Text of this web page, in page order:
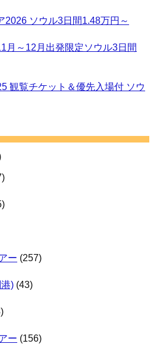
2026 ソウル3日間1.48万円～
月～12月出発限定ソウル3日間
観覧チケット＆優先入場付 ソウ
ー (257)
) (43)
ー (156)